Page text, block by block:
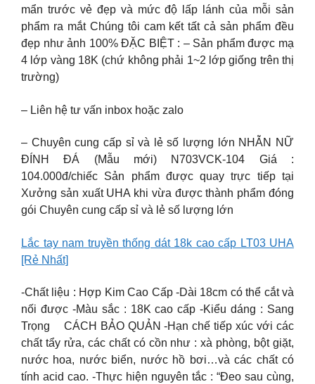
mẩn trước vẻ đẹp và mức độ lấp lánh của mỗi sản
phẩm ra mắt Chúng tôi cam kết tất cả sản phẩm đều
đẹp như ảnh 100% ĐẶC BIỆT : – Sản phẩm được mạ
4 lớp vàng 18K (chứ không phải 1~2 lớp giống trên thị
trường)
– Liên hệ tư vấn inbox hoặc zalo
– Chuyên cung cấp sỉ và lẻ số lượng lớn NHẪN NỮ
ĐÍNH ĐÁ (Mẫu mới) N703VCK-104 Giá :
104.000đ/chiếc Sản phẩm được quay trực tiếp tại
Xưởng sản xuất UHA khi vừa được thành phẩm đóng
gói Chuyên cung cấp sỉ và lẻ số lượng lớn
Lắc tay nam truyền thống dát 18k cao cấp LT03 UHA
[Rẻ Nhất]
-Chất liệu : Hợp Kim Cao Cấp -Dài 18cm có thể cắt và
nối được -Màu sắc : 18K cao cấp -Kiểu dáng : Sang
Trọng CÁCH BẢO QUẢN -Hạn chế tiếp xúc với các
chất tẩy rửa, các chất có cồn như : xà phòng, bột giặt,
nước hoa, nước biển, nước hồ bơi…và các chất có
tính acid cao. -Thực hiện nguyên tắc : “Đeo sau cùng,